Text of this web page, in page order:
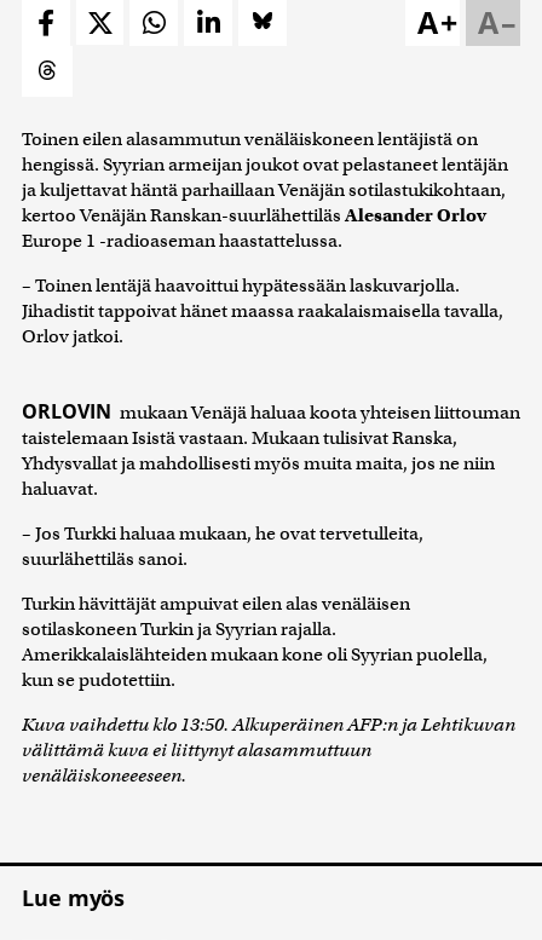
A–
A+
Toinen eilen alasammutun venäläiskoneen lentäjistä on
hengissä. Syyrian armeijan joukot ovat pelastaneet lentäjän
ja kuljettavat häntä parhaillaan Venäjän sotilastukikohtaan,
kertoo Venäjän Ranskan-suurlähettiläsAlesander Orlov
Europe 1 -radioaseman haastattelussa.
– Toinen lentäjä haavoittui hypätessään laskuvarjolla.
Jihadistit tappoivat hänet maassa raakalaismaisella tavalla,
Orlov jatkoi.
ORLOVIN mukaan Venäjä haluaa koota yhteisen liittouman
taistelemaan Isistä vastaan. Mukaan tulisivat Ranska,
Yhdysvallat ja mahdollisesti myös muita maita, jos ne niin
haluavat.
– Jos Turkki haluaa mukaan, he ovat tervetulleita,
suurlähettiläs sanoi.
Turkin hävittäjät ampuivat eilen alas venäläisen
sotilaskoneen Turkin ja Syyrian rajalla.
Amerikkalaislähteiden mukaan kone oli Syyrian puolella,
kun se pudotettiin.
Kuva vaihdettu klo 13:50. Alkuperäinen AFP:n ja Lehtikuvan
välittämä kuva ei liittynyt alasammuttuun
venäläiskoneeeseen.
Lue myös